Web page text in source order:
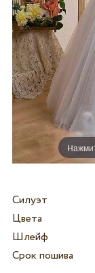
Силуэт
Цвета
Шлейф
Срок пошива